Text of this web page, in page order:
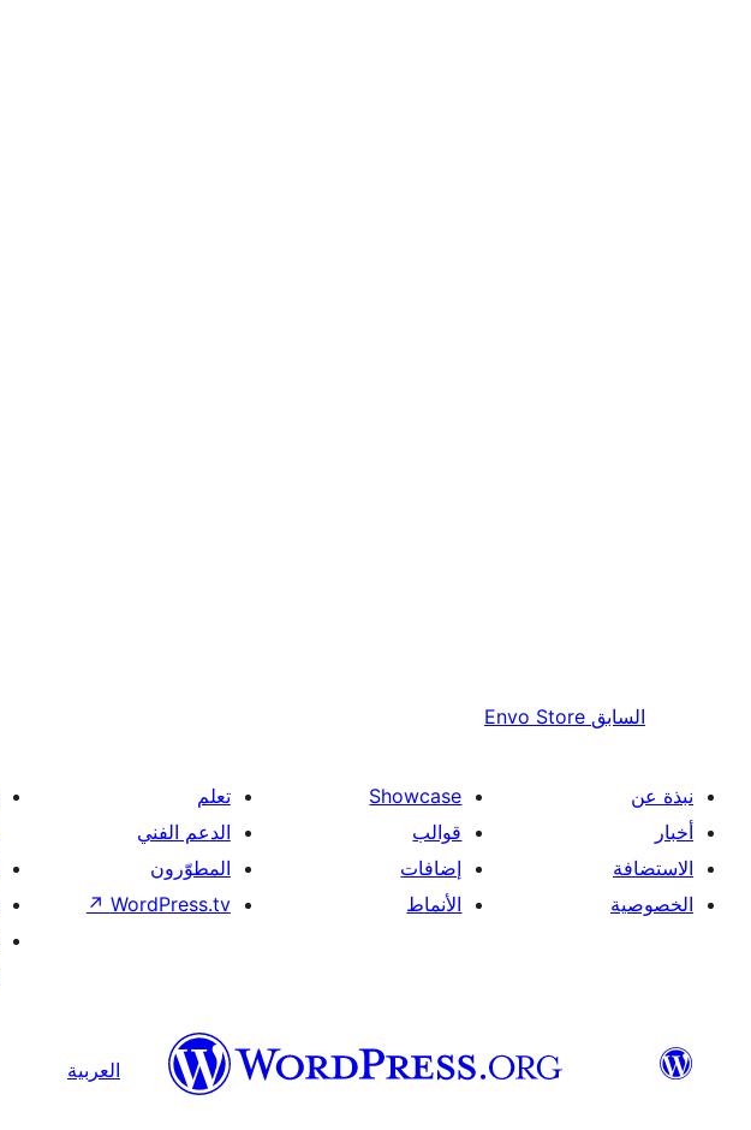
السابق Envo Store
نبذة عن
أخبار
الاستضافة
الخصوصية
Showcase
قوالب
إضافات
الأنماط
تعلم
الدعم الفني
المطوّرون
WordPress.tv
↗
العربية